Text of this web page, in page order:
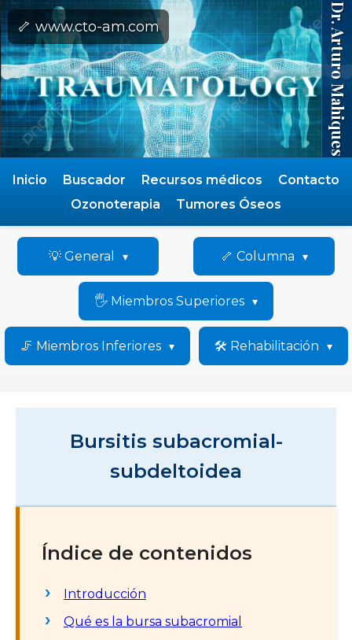
🦴 www.cto-am.com Dr. Arturo Mahiques
Inicio Buscador Recursos médicos
Contacto
Ozonoterapia
Tumores Óseos
💡 General 🦴 Columna
🖐️ Miembros Superiores
🦵 Miembros Inferiores 🛠️ Rehabilitación
Bursitis subacromial-
subdeltoidea
Índice de contenidos
Introducción
Qué es la bursa subacromial